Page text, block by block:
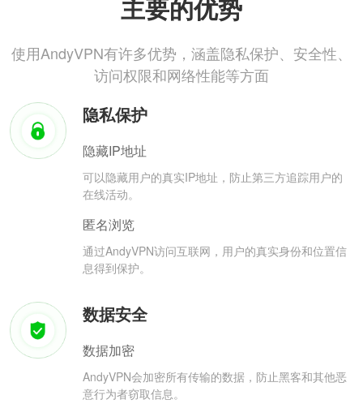
主要的优势
使用AndyVPN有许多优势，涵盖隐私保护、安全性、
访问权限和网络性能等方面
隐私保护
隐藏IP地址
可以隐藏用户的真实IP地址，防止第三方追踪用户的
在线活动。
匿名浏览
通过AndyVPN访问互联网，用户的真实身份和位置信
息得到保护。
数据安全
数据加密
AndyVPN会加密所有传输的数据，防止黑客和其他恶
意行为者窃取信息。